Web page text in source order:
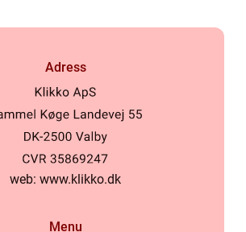
Adress
web: www.klikko.dk
Menu